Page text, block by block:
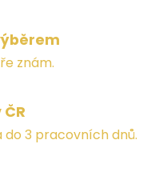
znám.
3 pracovních dnů.